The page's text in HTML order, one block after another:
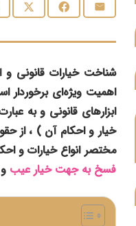
شناخت خیارات قانونی و
اهمیت ویژه‌ای برخوردار
ابزارهای قانونی و به
خیار و احکام آن ) ، از
مختصر انواع خیارات و
فسخ به جهت خیار عیب